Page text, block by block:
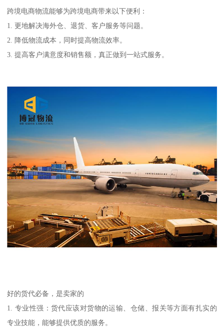
跨境电商物流能够为跨境电商带来以下便利：
1. 更地解决海外仓、退货、客户服务等问题。
2. 降低物流成本，同时提高物流效率。
3. 提高客户满意度和销售额，真正做到一站式服务。
好的货代必备，是卖家的
1. 专业性强：货代应该对货物的运输、仓储、报关等方面有扎实的
专业技能，能够提供优质的服务。